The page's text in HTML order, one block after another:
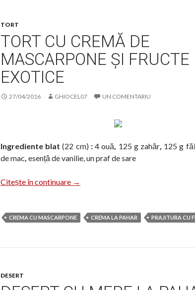
TORT
TORT CU CREMĂ DE
MASCARPONE ȘI FRUCTE
EXOTICE
27/04/2016 GHIOCEL07 UN COMENTARIU
Ingrediente blat(22 cm) :4 ouă, 125 g zahăr, 125 g
de mac, esență de vanilie, un praf de sare
Citește în continuare Tort cu cremă de mascarpone și
→
CREMA CU MASCARPONE CREMA LA PAHAR PRAJITURA CU
DESERT